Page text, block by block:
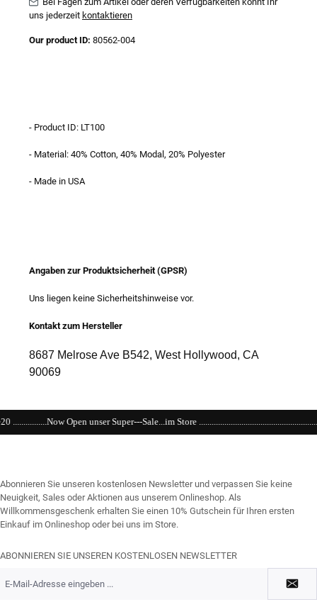
uns jederzeit kontaktieren
Our product ID: 80562-004
- Product ID: LT100
- Material: 40% Cotton, 40% Modal, 20% Polyester
- Made in USA
Angaben zur Produktsicherheit (GPSR)
Uns liegen keine Sicherheitshinweise vor.
Kontakt zum Hersteller
8687 Melrose Ave B542, West Hollywood, CA
90069
unser Super---Sale...im Store
Abonnieren Sie unseren kostenlosen Newsletter und verpassen Sie keine
Neuigkeit, Sales oder Aktionen aus unserem Onlineshop. Als
Willkommensgeschenk erhalten Sie einen 10% Gutschein für Ihren ersten
Einkauf im Onlineshop oder bei uns im Store.
ABONNIEREN SIE UNSEREN KOSTENLOSEN NEWSLETTER
Mail-